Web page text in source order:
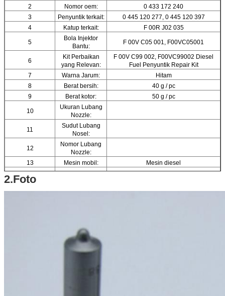
2
Nomor oem:
0 433 172 240
3
Penyuntik terkait:
0 445 120 277, 0 445 120 397
4
Katup terkait: F 00R J02 035
5
Bola Injektor
Bantu:
F 00V C05 001, F00VC05001
6
Kit Perbaikan
yang Relevan:
F 00V C99 002, F00VC99002 Diesel
Fuel Penyuntik Repair Kit
7
Warna Jarum:
Hitam
8
Berat bersih:
40 g / pc
9
Berat kotor: 50 g / pc
10
Ukuran Lubang
Nozzle:
11
Sudut Lubang
Nosel:
12
Nomor Lubang
Nozzle:
13
Mesin mobil:
Mesin diesel
14
Nama merk:
ORTIZ
15
Jaminan:
2.Foto